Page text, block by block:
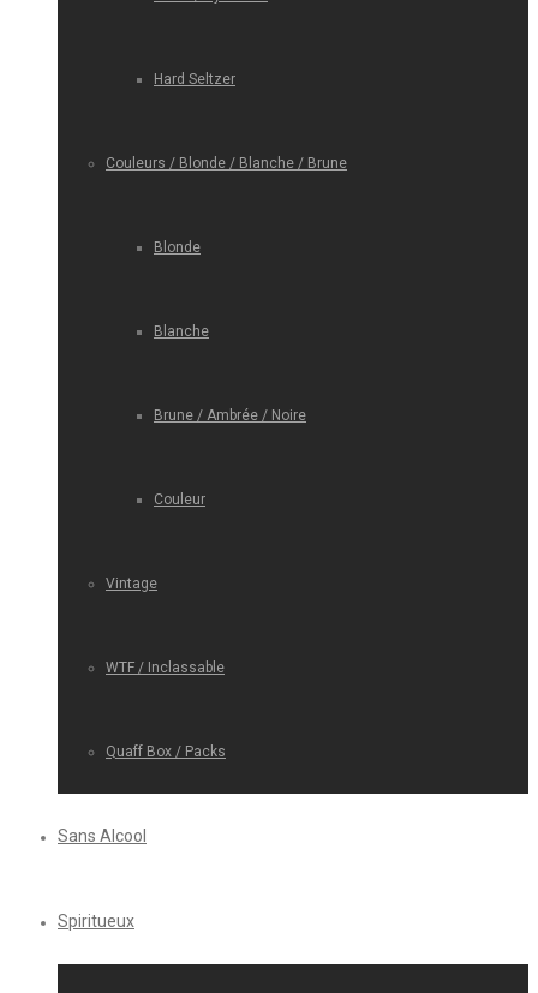
Hard Seltzer
Couleurs / Blonde / Blanche / Brune
Blonde
Blanche
Brune / Ambrée / Noire
Couleur
Vintage
WTF / Inclassable
Quaff Box / Packs
Sans Alcool
Spiritueux